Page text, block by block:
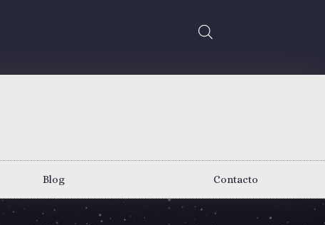
Blog Contacto